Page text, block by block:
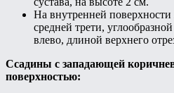
На внутренней
средней трети,
влево, длиной верхнего
Ссадины с западающей
поверхностью: